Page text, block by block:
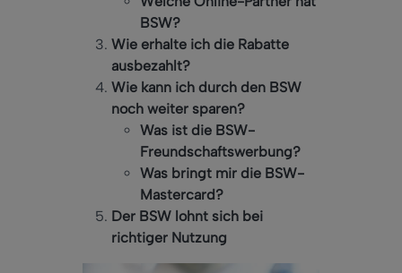
BSW?
Wie erhalte ich die Rabatte
ausbezahlt?
Wie kann ich durch den BSW
noch weiter sparen?
Was ist die BSW-
Freundschaftswerbung?
Was bringt mir die BSW-
Mastercard?
Der BSW lohnt sich bei
richtiger Nutzung